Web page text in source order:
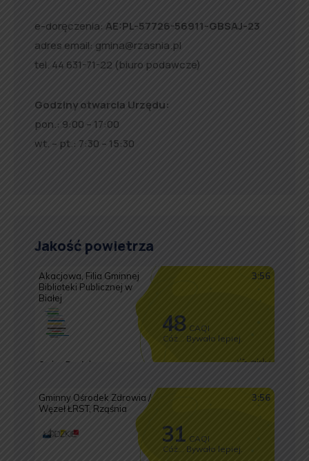
e-doręczenia: AE:PL-57726-56911-GBSAJ-23
adres email: gmina@rzasnia.pl
tel. 44 631-71-22 (biuro podawcze)
Godziny otwarcia Urzędu:
pon.: 9:00 – 17:00
wt. – pt.: 7:30 – 15:30
Jakość powietrza